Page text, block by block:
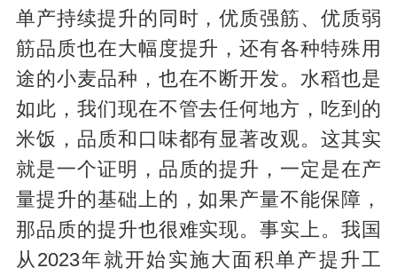
单产持续提升的同时，优质强筋、优质弱
筋品质也在大幅度提升，还有各种特殊用
途的小麦品种，也在不断开发。水稻也是
如此，我们现在不管去任何地方，吃到的
米饭，品质和口味都有显著改观。这其实
就是一个证明，品质的提升，一定是在产
量提升的基础上的，如果产量不能保障，
那品质的提升也很难实现。事实上。我国
从2023年就开始实施大面积单产提升工